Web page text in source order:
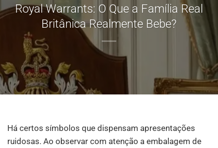
Royal Warrants: O Que a Família Real
Britânica Realmente Bebe?
Há certos símbolos que dispensam apresentações
ruidosas. Ao observar com atenção a embalagem de